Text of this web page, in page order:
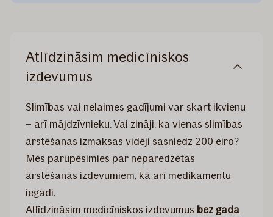
Atlīdzināsim medicīniskos
izdevumus
Slimības vai nelaimes gadījumi var skart ikvienu
– arī mājdzīvnieku. Vai zināji, ka vienas slimības
ārstēšanas izmaksas vidēji sasniedz 200 eiro?
Mēs parūpēsimies par neparedzētās
ārstēšanās izdevumiem, kā arī medikamentu
iegādi.
Atlīdzināsim medicīniskos izdevumus bez gada